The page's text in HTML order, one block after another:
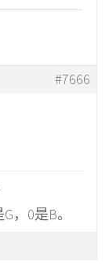
#7666
，0是B。